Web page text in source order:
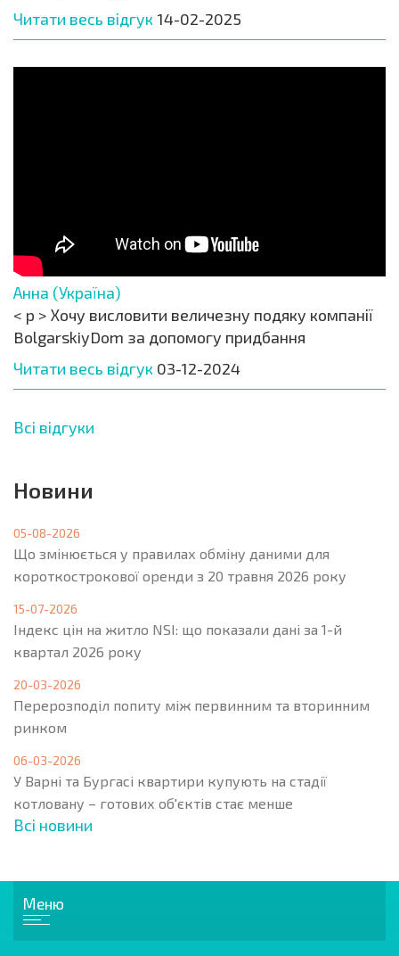
Читати весь відгук 14-02-2025
Анна (Україна)
< p > Хочу висловити величезну подяку компанії
BolgarskiyDom за допомогу придбання
Читати весь відгук 03-12-2024
Всі відгуки
Новини
05-08-2026
Що змінюється у правилах обміну даними для
короткострокової оренди з 20 травня 2026 року
15-07-2026
Індекс цін на житло NSI: що показали дані за 1-й
квартал 2026 року
20-03-2026
Перерозподіл попиту між первинним та вторинним
ринком
06-03-2026
У Варні та Бургасі квартири купують на стадії
котловану – готових об'єктів стає менше
Всі новини
Меню